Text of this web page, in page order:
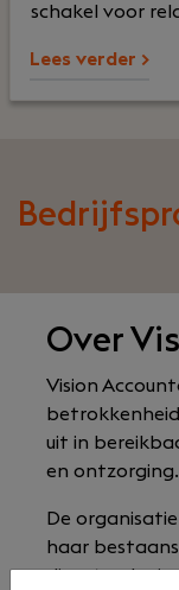
schakel voor
Lees verder >
Over
Vision
uit in
en ontzorging.
De
haar